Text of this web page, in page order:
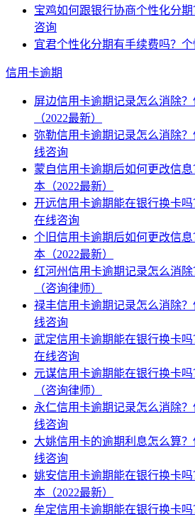
宝鸡如何跟银行协商个性化分
咨询
宜君个性化分期有手续费吗？
信用卡逾期
屏边信用卡逾期记录怎么消除
（2022最新）
弥勒信用卡逾期记录怎么消除
线咨询
蒙自信用卡逾期后如何更改信
本（2022最新）
开远信用卡逾期能在银行换卡
在线咨询
个旧信用卡逾期后如何更改信
本（2022最新）
红河州信用卡逾期记录怎么消
（咨询律师）
禄丰信用卡逾期记录怎么消除
线咨询
武定信用卡逾期能在银行换卡
在线咨询
元谋信用卡逾期能在银行换卡
（咨询律师）
永仁信用卡逾期记录怎么消除
线咨询
大姚信用卡的逾期利息怎么算
线咨询
姚安信用卡逾期能在银行换卡
本（2022最新）
牟定信用卡逾期能在银行换卡